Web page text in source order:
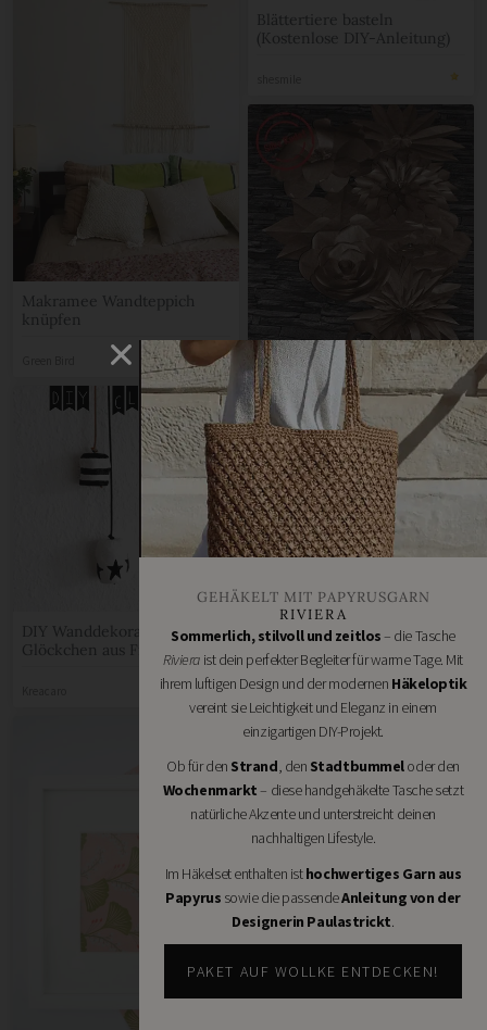
Blättertiere basteln
(Kostenlose DIY-Anleitung)
Makramee Wandteppich
knüpfen
Dekorieren mit riesigen
Papierblumen
Silke Rudat
DIY Wanddekoration
Glöckchen aus Fimo
Kuckucksuhr aus Fimo
HANDMADE Kultur
GEHÄKELT MIT PAPYRUSGARN
RIVIERA
Sommerlich, stilvoll und zeitlos– die Tasche
Rivieraist dein perfekter Begleiter für warme Tage. Mit
ihrem luftigen Design und der modernen Häkeloptik
vereint sie Leichtigkeit und Eleganz in einem
einzigartigen DIY-Projekt.
Ob für den Strand, den Stadtbummeloder den
Wochenmarkt– diese handgehäkelte Tasche setzt
natürliche Akzente und unterstreicht deinen
nachhaltigen Lifestyle.
Im Häkelset enthalten isthochwertiges Garn aus
Papyrus sowie die passendeAnleitung von der
Designerin Paulastrickt.
PAKET AUF WOLLKE ENTDECKEN!